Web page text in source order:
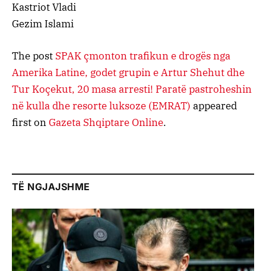
Kastriot Vladi
Gezim Islami
The post SPAK çmonton trafikun e drogës nga
Amerika Latine, godet grupin e Artur Shehut dhe
Tur Koçekut, 20 masa arresti! Paratë pastroheshin
në kulla dhe resorte luksoze (EMRAT) appeared
first onGazeta Shqiptare Online.
TË NGJAJSHME